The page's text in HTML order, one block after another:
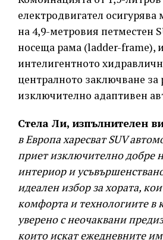
електродвигател
на 4,9-метровия петместен
носеща рама (ladder-frame),
интелигентното
централното заключване за
изключително адаптивен
Стела Ли, изпълнителен
в Европа харесват SUV
приет изключително добре
интериор и
идеален избор за хората,
комфорта и технологиите в
уверено с неочаквани
които искат ежедневните им